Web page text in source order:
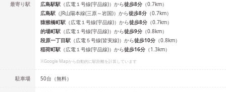
最寄り駅 広島駅駅 （広電１号線(宇品線)） から徒歩8分 （0.7km）
広島駅 （JR山陽本線(三原～岩国)） から徒歩8分 （0.7km）
猿猴橋町駅 （広電１号線(宇品線)） から徒歩8分 （0.7km）
的場町駅 （広電１号線(宇品線)） から徒歩9分 （0.8km）
段原一丁目駅 （広電５号線(皆実線)） から徒歩10分 （0.8km）
稲荷町駅 （広電１号線(宇品線)） から徒歩16分 （1.3km）
※Google Mapから自動的に駅距離を計算しています
駐車場 50台（無料）